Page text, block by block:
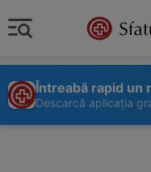
Întreabă rapid un
Descarcă aplicația